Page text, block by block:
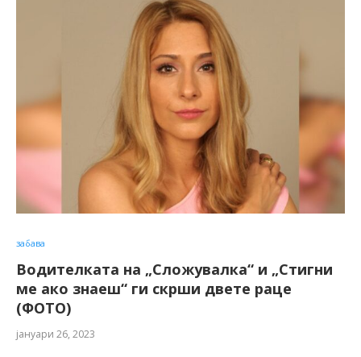
забава
Водителката на „Сложувалка“ и „Стигни
ме ако знаеш“ ги скрши двете раце
(ФОТО)
јануари 26, 2023